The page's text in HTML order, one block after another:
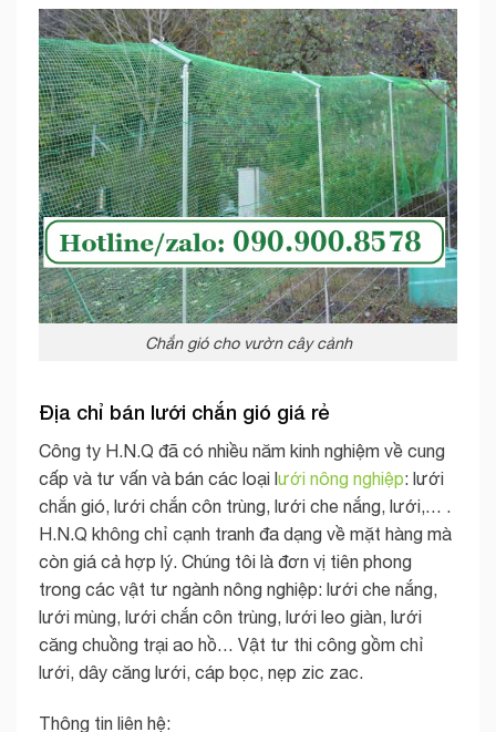
Chắn gió cho vườn cây cảnh
Địa chỉ bán lưới chắn gió giá rẻ
Công ty H.N.Q đã có nhiều năm kinh nghiệm về cung
cấp và tư vấn và bán các loại l ưới nông nghiệp: lưới
chắn gió, lưới chắn côn trùng, lưới che nắng, lưới,… .
H.N.Q không chỉ cạnh tranh đa dạng về mặt hàng mà
còn giá cả hợp lý. Chúng tôi là đơn vị tiên phong
trong các vật tư ngành nông nghiệp: lưới che nắng,
lưới mùng, lưới chắn côn trùng, lưới leo giàn, lưới
căng chuồng trại ao hồ… Vật tư thi công gồm chỉ
lưới, dây căng lưới, cáp bọc, nẹp zic zac.
Thông tin liên hệ: